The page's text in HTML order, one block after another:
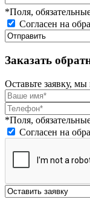
*Поля,
Согласен на
Заказать
Оставьте заявку,
*Поля,
Согласен на